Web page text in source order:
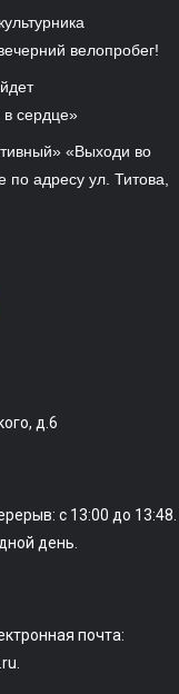
велопробег!
в сердце»
«Выходи во
адресу ул. Титова,
д.6
с 13:00 до 13:48.
день.
почта: